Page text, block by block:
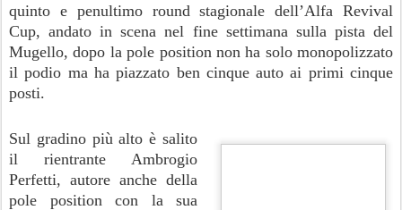
quinto e penultimo round stagionale dell’Alfa Revival
Cup, andato in scena nel fine settimana sulla pista del
Mugello, dopo la pole position non ha solo monopolizzato
il podio ma ha piazzato ben cinque auto ai primi cinque
posti.
Sul gradino più alto è salito
il rientrante Ambrogio
Perfetti, autore anche della
pole position con la sua